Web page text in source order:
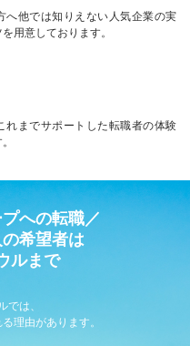
へ他では知りえない人気企業の実
用意しております。
れまでサポートした転職者の体験
への転職／
希望者は
ルまで
では、
理由があります。